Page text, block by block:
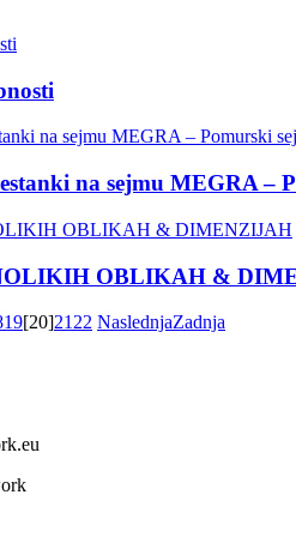
na sejmu MEGRA –
OBLIKAH &
19[20]21 22 NaslednjaZadnja